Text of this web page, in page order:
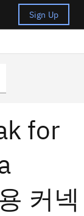
Sign Up
for
커넥